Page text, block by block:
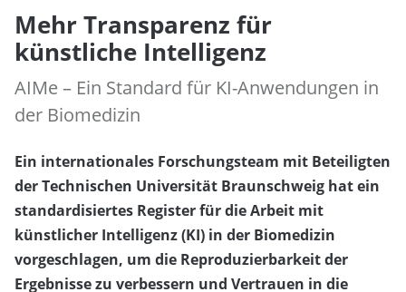
Mehr Transparenz für
künstliche Intelligenz
AIMe – Ein Standard für KI-Anwendungen in
der Biomedizin
Ein internationales Forschungsteam mit Beteiligten
der Technischen Universität Braunschweig hat ein
standardisiertes Register für die Arbeit mit
künstlicher Intelligenz (KI) in der Biomedizin
vorgeschlagen, um die Reproduzierbarkeit der
Ergebnisse zu verbessern und Vertrauen in die